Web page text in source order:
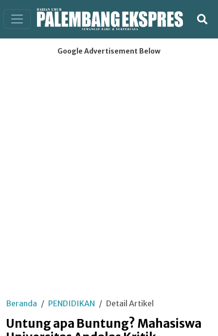
Google Advertisement Below
Beranda PENDIDIKAN Detail Artikel
Untung apa Buntung? Mahasiswa